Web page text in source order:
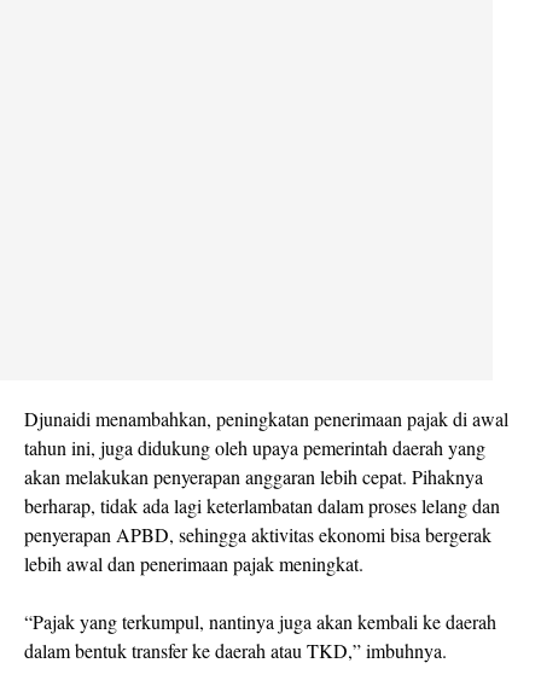
Djunaidi menambahkan, peningkatan penerimaan pajak di awal
tahun ini, juga didukung oleh upaya pemerintah daerah yang
akan melakukan penyerapan anggaran lebih cepat. Pihaknya
berharap, tidak ada lagi keterlambatan dalam proses lelang dan
penyerapan APBD, sehingga aktivitas ekonomi bisa bergerak
lebih awal dan penerimaan pajak meningkat.
“Pajak yang terkumpul, nantinya juga akan kembali ke daerah
dalam bentuk transfer ke daerah atau TKD,” imbuhnya.